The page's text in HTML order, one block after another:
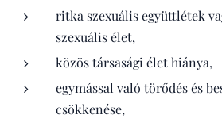
ritka szexuális együttlétek
szexuális élet,
közös társasági élet hiánya,
egymással való törődés és
csökkenése,